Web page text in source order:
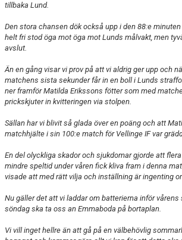
tillbaka Lund.
Den stora chansen dök också upp i den 88:e
helt fri stod öga mot öga mot Lunds målvakt, men
avslut.
Än en gång visar vi prov på att vi aldrig ger upp och
matchens sista sekunder får in en boll i Lunds
ner framför Matilda Erikssons fötter som med
prickskjuter in kvitteringen via stolpen.
Sällan har vi blivit så glada över en poäng och att
matchhjälte i sin 100:e match för Vellinge IF var
En del olyckliga skador och sjukdomar gjorde att
mindre speltid under våren fick kliva fram i denna
visade att med rätt vilja och inställning är ingenting
Nu gäller det att vi laddar om batterierna inför
söndag ska ta oss an Emmaboda på bortaplan.
Vi vill inget hellre än att gå på en välbehövlig